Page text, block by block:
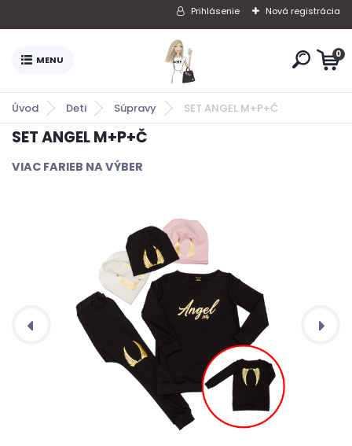
Prihlásenie Nová registrácia
0
Úvod Deti Súpravy SET ANGEL M+P+Č
SET ANGEL M+P+Č
VIAC FARIEB NA VÝBER